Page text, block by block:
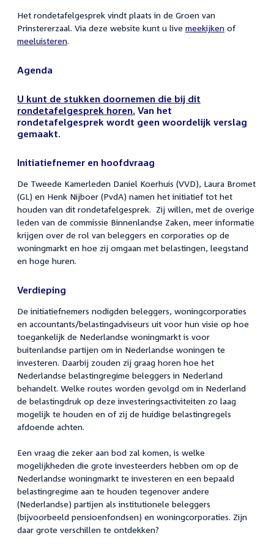
Het rondetafelgesprek vindt plaats in de Groen van
Prinstererzaal. Via deze website kunt u live meekijken of
meeluisteren.
Agenda
U kunt de stukken doornemen die bij dit
rondetafelgesprek horen. Van het
rondetafelgesprek wordt geen woordelijk verslag
gemaakt.
Initiatiefnemer en hoofdvraag
De Tweede Kamerleden Daniel Koerhuis (VVD), Laura Bromet
(GL) en Henk Nijboer (PvdA) namen het initiatief tot het
houden van dit rondetafelgesprek. Zij willen, met de overige
leden van de commissie Binnenlandse Zaken, meer informatie
krijgen over de rol van beleggers en corporaties op de
woningmarkt en hoe zij omgaan met belastingen, leegstand
en hoge huren.
Verdieping
De initiatiefnemers nodigden beleggers, woningcorporaties
en accountants/belastingadviseurs uit voor hun visie op hoe
toegankelijk de Nederlandse woningmarkt is voor
buitenlandse partijen om in Nederlandse woningen te
investeren. Daarbij zouden zij graag horen hoe het
Nederlandse belastingregime beleggers in Nederland
behandelt. Welke routes worden gevolgd om in Nederland
de belastingdruk op deze investeringsactiviteiten zo laag
mogelijk te houden en of zij de huidige belastingregels
afdoende achten.
Een vraag die zeker aan bod zal komen, is welke
mogelijkheden die grote investeerders hebben om op de
Nederlandse woningmarkt te investeren en een bepaald
belastingregime aan te houden tegenover andere
(Nederlandse) partijen als institutionele beleggers
(bijvoorbeeld pensioenfondsen) en woningcorporaties. Zijn
daar grote verschillen te ontdekken?